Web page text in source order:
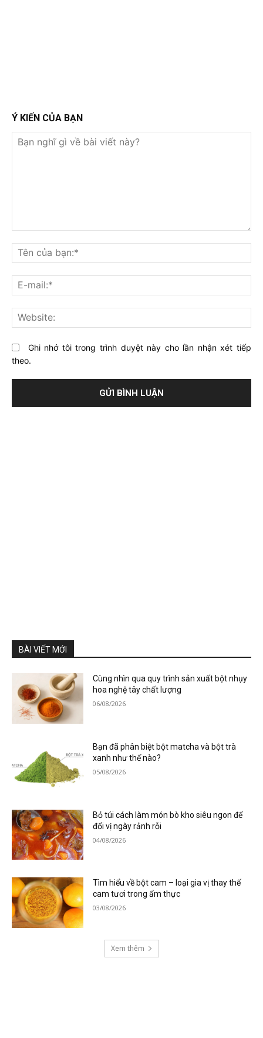
Ý KIẾN CỦA BẠN
nghĩ
gì
về
bài
viết
này?
Ghi nhớ tôi trong trình duyệt này cho lần nhận xét tiếp
theo.
BÀI VIẾT MỚI
Cùng nhìn qua quy trình sản xuất bột nhụy
hoa nghệ tây chất lượng
06/08/2026
Bạn đã phân biệt bột matcha và bột trà
xanh như thế nào?
05/08/2026
Bỏ túi cách làm món bò kho siêu ngon để
đổi vị ngày rảnh rỗi
04/08/2026
Tìm hiểu về bột cam – loại gia vị thay thế
cam tươi trong ẩm thực
03/08/2026
Xem thêm